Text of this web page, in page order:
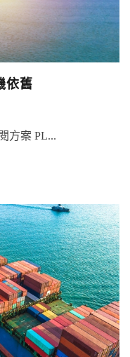
依舊
方案 PL...